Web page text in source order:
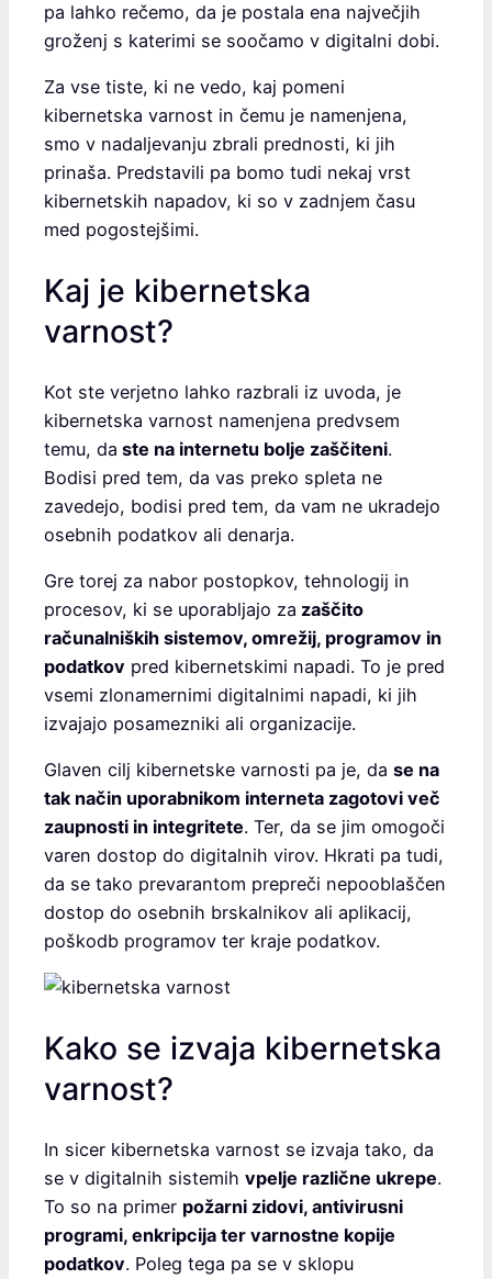
pa lahko rečemo, da je postala ena največjih
groženj s katerimi se soočamo v digitalni dobi.
Za vse tiste, ki ne vedo, kaj pomeni
kibernetska varnost in čemu je namenjena,
smo v nadaljevanju zbrali prednosti, ki jih
prinaša. Predstavili pa bomo tudi nekaj vrst
kibernetskih napadov, ki so v zadnjem času
med pogostejšimi.
Kaj je kibernetska
varnost?
Kot ste verjetno lahko razbrali iz uvoda, je
kibernetska varnost namenjena predvsem
temu, da ste na internetu bolje zaščiteni.
Bodisi pred tem, da vas preko spleta ne
zavedejo, bodisi pred tem, da vam ne ukradejo
osebnih podatkov ali denarja.
Gre torej za nabor postopkov, tehnologij in
procesov, ki se uporabljajo za zaščito
računalniških sistemov, omrežij, programov in
podatkov pred kibernetskimi napadi. To je pred
vsemi zlonamernimi digitalnimi napadi, ki jih
izvajajo posamezniki ali organizacije.
Glaven cilj kibernetske varnosti pa je, da se na
tak način uporabnikom interneta zagotovi več
zaupnosti in integritete. Ter, da se jim omogoči
varen dostop do digitalnih virov. Hkrati pa tudi,
da se tako prevarantom prepreči nepooblaščen
dostop do osebnih brskalnikov ali aplikacij,
poškodb programov ter kraje podatkov.
Kako se izvaja kibernetska
varnost?
In sicer kibernetska varnost se izvaja tako, da
se v digitalnih sistemih vpelje različne ukrepe.
To so na primer požarni zidovi, antivirusni
programi, enkripcija ter varnostne kopije
podatkov. Poleg tega pa se v sklopu